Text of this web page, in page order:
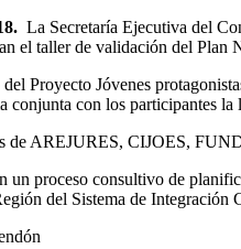
La Secretaría Ejecutiva del
el taller de validación del Plan
Proyecto Jóvenes
conjunta con los participantes la
de AREJURES, CIJOES,
un proceso consultivo de
del Sistema de